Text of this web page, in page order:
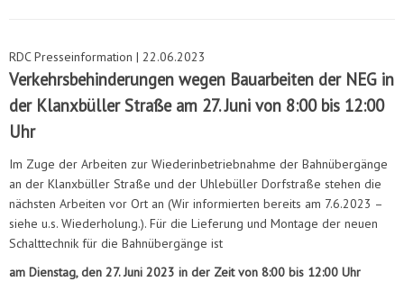
RDC Presseinformation | 22.06.2023
Verkehrsbehinderungen wegen Bauarbeiten der NEG in
der Klanxbüller Straße am 27. Juni von 8:00 bis 12:00
Uhr
Im Zuge der Arbeiten zur Wiederinbetriebnahme der Bahnübergänge
an der Klanxbüller Straße und der Uhlebüller Dorfstraße stehen die
nächsten Arbeiten vor Ort an (Wir informierten bereits am 7.6.2023 –
siehe u.s. Wiederholung.). Für die Lieferung und Montage der neuen
Schalttechnik für die Bahnübergänge ist
am Dienstag, den 27. Juni 2023 in der Zeit von 8:00 bis 12:00 Uhr